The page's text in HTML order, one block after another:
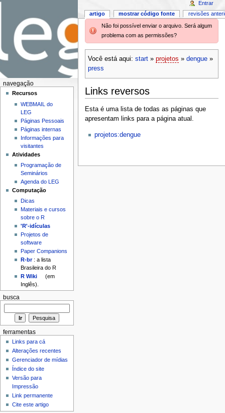
Não foi possível enviar o arquivo. Será algum
problema com as permissões?
Você está aqui: start» projetos » dengue»
press
Links reversos
Esta é uma lista de todas as páginas que
apresentam links para a página atual.
projetos:dengue
artigo mostrar código fonte revisões
Entrar
navegação
Recursos
WEBMAIL do
LEG
Páginas Pessoais
Páginas internas
Informações para
visitantes
Atividades
Programação de
Seminários
Agenda do LEG
Computação
Dicas
Materiais e cursos
sobre o R
'R'-idículas
Projetos de
software
Paper Companions
R-br: a lista
Brasileira do R
R Wiki
(em
Inglês).
busca
ferramentas
Links para cá
Alterações recentes
Gerenciador de mídias
Índice do site
Versão para
Impressão
Link permanente
Cite este artigo